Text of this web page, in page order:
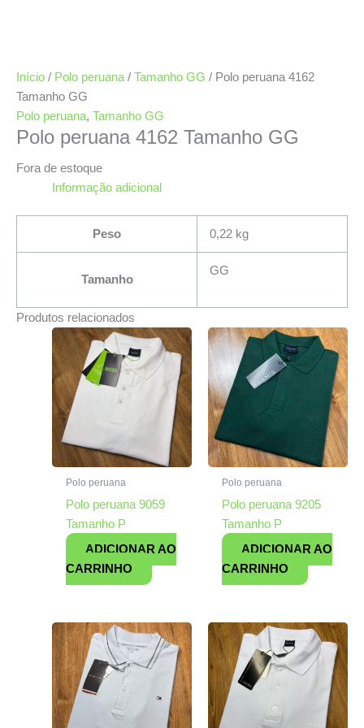
Início / Polo peruana / Tamanho GG / Polo peruana 4162
Tamanho GG
Polo peruana, Tamanho GG
Polo peruana 4162 Tamanho GG
Fora de estoque
Informação adicional
Peso 0,22 kg
Tamanho
GG
Produtos relacionados
Polo peruana
Polo peruana 9059
Tamanho P
ADICIONAR AO
CARRINHO
Polo peruana
Polo peruana 9205
Tamanho P
ADICIONAR AO
CARRINHO